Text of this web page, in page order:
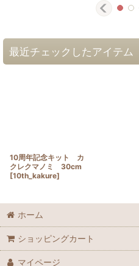
最近チェックしたアイテム
10周年記念キット カ
クレクマノミ 30cm
[10th_kakure]
ホーム
ショッピングカート
マイページ